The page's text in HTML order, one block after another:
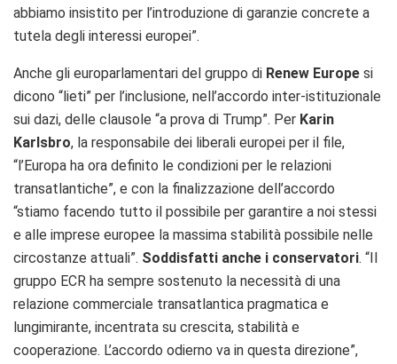
abbiamo insistito per l’introduzione di garanzie concrete a
tutela degli interessi europei”.
Anche gli europarlamentari del gruppo di Renew Europe si
dicono “lieti” per l’inclusione, nell’accordo inter-istituzionale
sui dazi, delle clausole “a prova di Trump”. Per Karin
Karlsbro, la responsabile dei liberali europei per il file,
“l’Europa ha ora definito le condizioni per le relazioni
transatlantiche”, e con la finalizzazione dell’accordo
“stiamo facendo tutto il possibile per garantire a noi stessi
e alle imprese europee la massima stabilità possibile nelle
circostanze attuali”. Soddisfatti anche i conservatori. “
gruppo ECR ha sempre sostenuto la necessità di una
relazione commerciale transatlantica pragmatica e
lungimirante, incentrata su crescita, stabilità e
cooperazione. L’accordo odierno va in questa direzione”,